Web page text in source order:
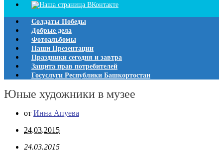
Солдаты Победы
Добрые дела
Фотоальбомы
Наши Презентации
Праздники сегодня и завтра
Защита прав потребителей
Госуслуги Республики Башкортостан
Юные художники в музее
от Инна Апуева
24.03.2015
24.03.2015